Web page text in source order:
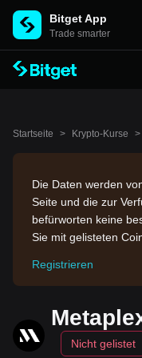
Bitget App
Trade smarter
Startseite > Krypto-Kurse >
Die Daten werden
Seite und die zur
befürworten keine
Sie mit gelisteten
Registrieren
Nicht gelistet